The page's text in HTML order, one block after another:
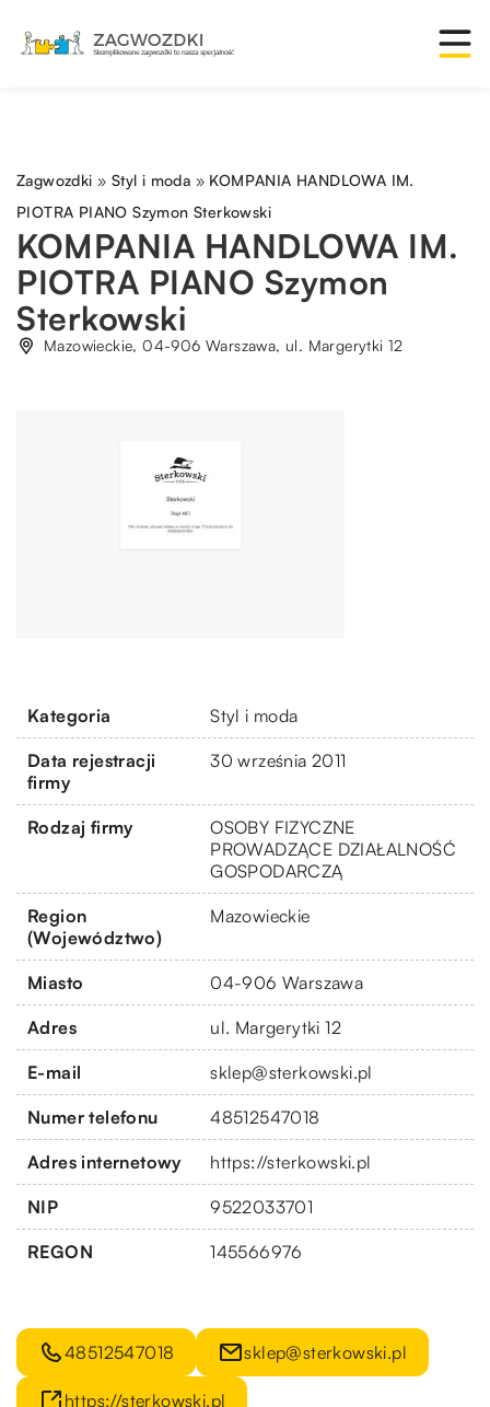
Zagwozdki » Styl i moda » KOMPANIA HANDLOWA IM.
PIOTRA PIANO Szymon Sterkowski
KOMPANIA HANDLOWA IM.
PIOTRA PIANO Szymon
Sterkowski
Mazowieckie, 04-906 Warszawa, ul. Margerytki 12
Kategoria Styl i moda
Data rejestracji
firmy
30 września 2011
Rodzaj firmy
OSOBY FIZYCZNE
PROWADZĄCE DZIAŁALNOŚĆ
GOSPODARCZĄ
Region
(Województwo)
Mazowieckie
Miasto 04-906 Warszawa
Adres ul. Margerytki 12
E-mail sklep@sterkowski.pl
Numer telefonu 48512547018
Adres internetowy https://sterkowski.pl
NIP 9522033701
REGON 145566976
48512547018 sklep@sterkowski.pl
https://sterkowski.pl